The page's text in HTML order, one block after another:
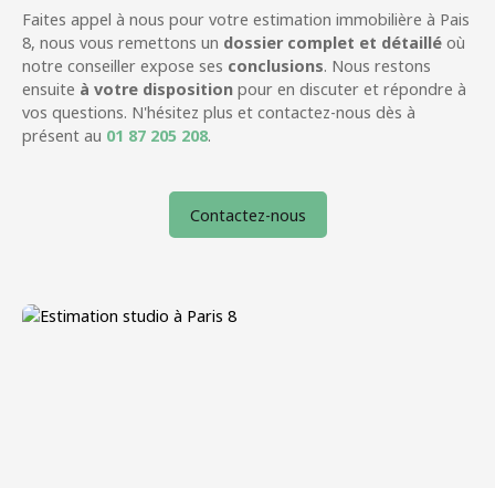
Faites appel à nous pour votre estimation immobilière à Pais
8, nous vous remettons un dossier complet et détaillé où
notre conseiller expose ses conclusions. Nous restons
ensuite à votre disposition pour en discuter et répondre à
vos questions. N'hésitez plus et contactez-nous dès à
présent au 01 87 205 208.
Contactez-nous